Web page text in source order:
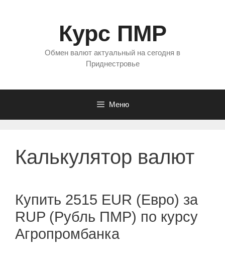
Курс ПМР
Обмен валют актуальный на сегодня в
Приднестровье
Меню
Калькулятор валют
Купить 2515 EUR (Евро) за
RUP (Рубль ПМР) по курсу
Агропромбанка